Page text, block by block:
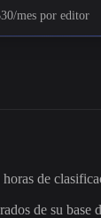
mes por editor
de
de su base